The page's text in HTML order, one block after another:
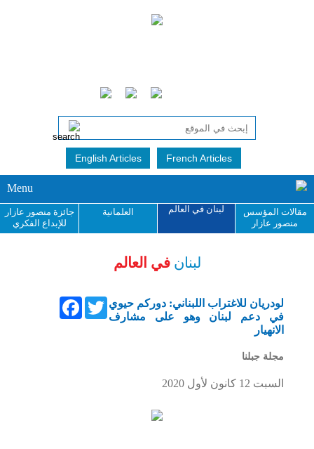
English Articles French Articles
Menu
مقالات المؤسس
منصور عازار
لبنان في العالم العلمانية
جائزة منصور عازار
للإبداع الفكري
لبنان في العالم
FacebookTwitter لودريان للاغتراب اللبناني: دوركم حيوي
في دعم لبنان وهو على مشارف
الانهيار
مجلة جبلنا
السبت 12 كانون لأول 2020